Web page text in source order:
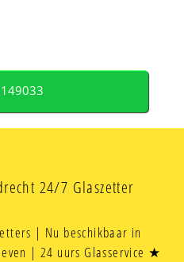
24/7 Glaszetter
| Nu beschikbaar in
| 24 uurs Glasservice ★